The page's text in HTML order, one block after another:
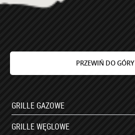
PRZEWIŃ DO GÓRY
GRILLE GAZOWE
GRILLE WĘGLOWE